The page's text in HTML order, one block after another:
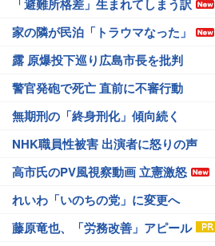
「避難所格差」生まれてしまう訳
家の隣が民泊「トラウマなった」
露 原爆投下巡り広島市長を批判
警官発砲で死亡 直前に不審行動
無期刑の「終身刑化」傾向続く
NHK職員性被害 出演者に怒りの声
高市氏のPV風視察動画 立憲激怒
れいわ「いのちの党」に変更へ
藤原竜也、「労務改善」アピール